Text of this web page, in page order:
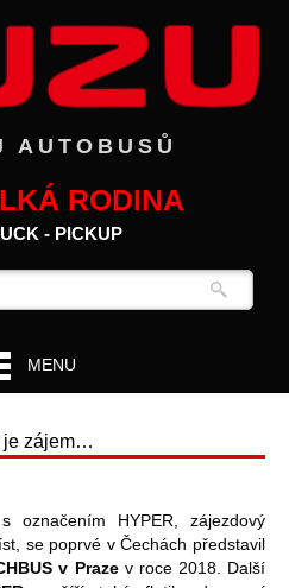
AUTOBUSŮ
RODINA
- PICKUP
MENU
je zájem…
s označením HYPER, zájezdový
se poprvé v Čechách představil
v Praze v roce 2018. Další